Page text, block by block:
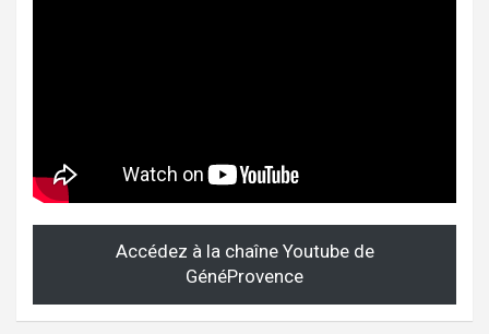
Accédez à la chaîne Youtube de
GénéProvence